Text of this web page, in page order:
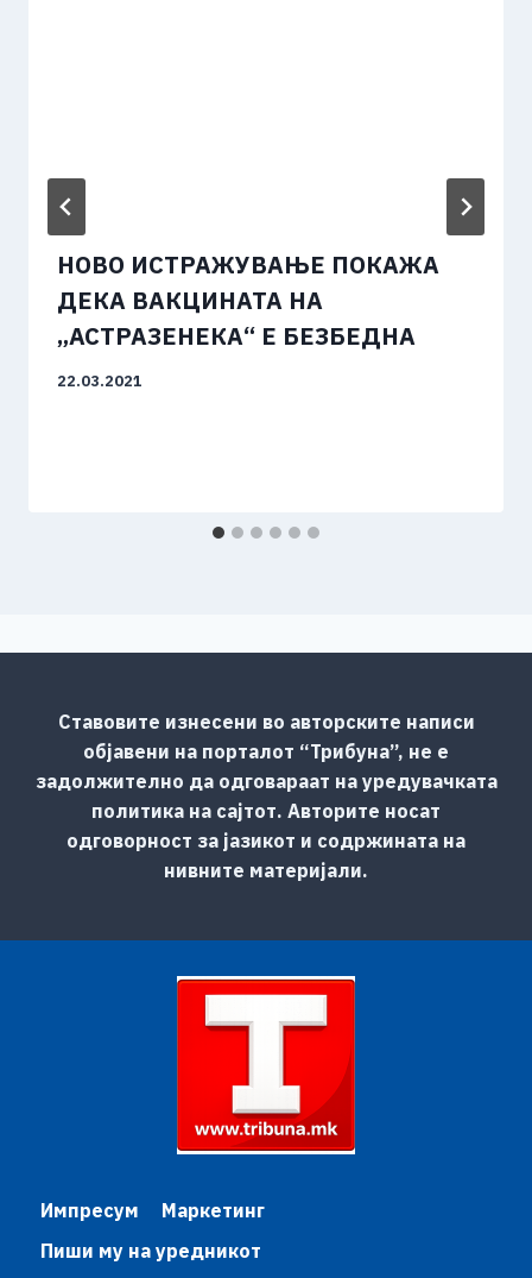
НОВО ИСТРАЖУВАЊЕ ПОКАЖА
ДЕКА ВАКЦИНАТА НА
„АСТРАЗЕНЕКА“ Е БЕЗБЕДНА
22.03.2021
Ставовите изнесени во авторските написи
објавени на порталот “Трибуна”, не е
задолжително да одговараат на уредувачката
политика на сајтот. Авторите носат
одговорност за јазикот и содржината на
нивните материјали.
Импресум
Маркетинг
Пиши му на уредникот